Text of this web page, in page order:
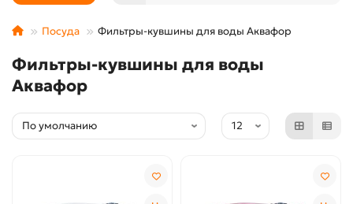
Посуда Фильтры-кувшины для воды Аквафор
Фильтры-кувшины для воды
Аквафор